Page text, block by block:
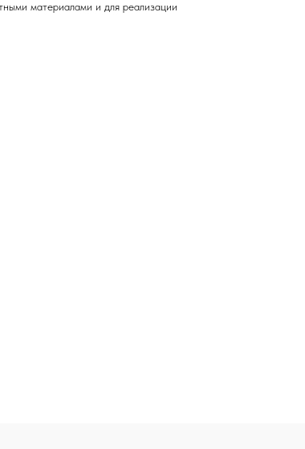
материалами и для реализации